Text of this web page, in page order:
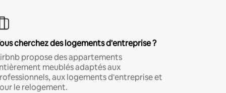
cherchez des logements d'entreprise ?
propose des appartements
meublés adaptés aux
aux logements d'entreprise et
le relogement.